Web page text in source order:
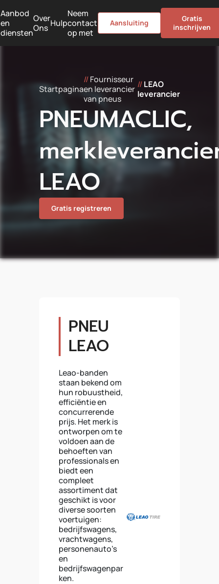
Aanbod
en
diensten
Over
Ons Hulp
Neem
contact
op met
Aansluiting
Gratis
inschrijven
Startpagina
//Fournisseur
en leverancier
van pneus
//LEAO
leverancier
PNEUMACLIC,
LEAO
Gratis registreren
PNEU
LEAO
Leao-banden
staan bekend om
hun robuustheid,
efficiëntie en
concurrerende
prijs. Het merk is
ontworpen om te
voldoen aan de
behoeften van
professionals en
biedt een
compleet
assortiment dat
geschikt is voor
diverse soorten
voertuigen:
bedrijfswagens,
vrachtwagens,
personenauto’s
en
bedrijfswagenpar
ken.